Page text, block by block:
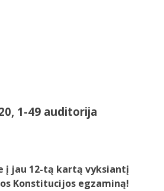
, 1-49 auditorija
į jau 12-tą kartą vyksiantį
Konstitucijos egzaminą!